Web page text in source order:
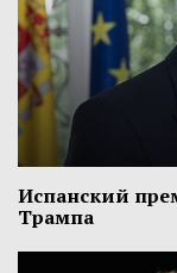
Испанский
Трампа